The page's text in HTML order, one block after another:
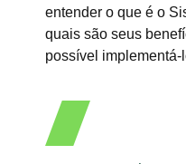
entender o que é o
quais são seus
possível implementá-